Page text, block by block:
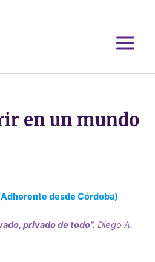
en un mundo
desde Córdoba)​
privado de todo”. Diego A.